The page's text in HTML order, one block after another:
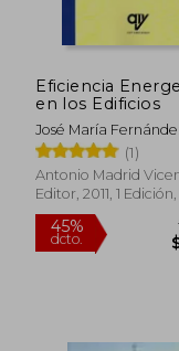
45%
dcto.
Eficiencia
en los Edificios
José María
Salgado
(1)
Antonio Madrid
Editor, 2011, 1 Edición,
Blanda, Nuevo